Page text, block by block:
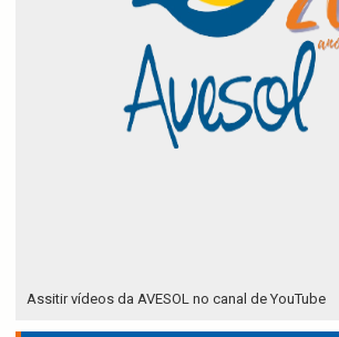
Assitir vídeos da AVESOL no canal de YouTube